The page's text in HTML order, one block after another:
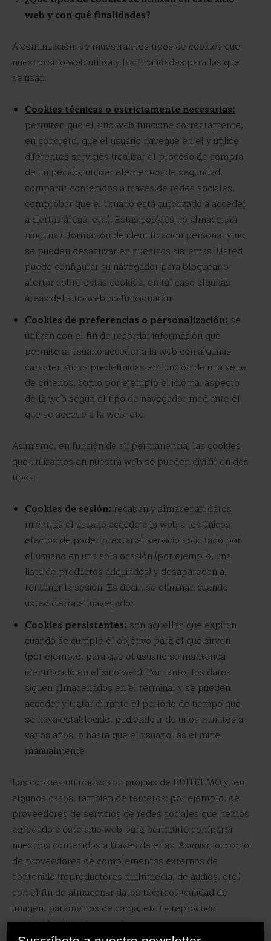
web y con qué finalidades?
A continuación, se muestran los tipos de cookies que
nuestro sitio web utiliza y las finalidades para las que
se usan:
Cookies técnicas o estrictamente necesarias:
permiten que el sitio web funcione correctamente,
en concreto, que el usuario navegue en él y utilice
diferentes servicios (realizar el proceso de compra
de un pedido, utilizar elementos de seguridad,
compartir contenidos a través de redes sociales,
comprobar que el usuario está autorizado a acceder
a ciertas áreas, etc.). Estas cookies no almacenan
ninguna información de identificación personal y no
se pueden desactivar en nuestros sistemas. Usted
puede configurar su navegador para bloquear o
alertar sobre estas cookies, en tal caso algunas
áreas del sitio web no funcionarán.
Cookies de preferencias o personalización: se
utilizan con el fin de recordar información que
permite al usuario acceder a la web con algunas
características predefinidas en función de una serie
de criterios, como por ejemplo el idioma, aspecto
de la web según el tipo de navegador mediante el
que se accede a la web, etc.
Asimismo, en función de su permanencia, las cookies
que utilizamos en nuestra web se pueden dividir en dos
tipos:
Cookies de sesión: recaban y almacenan datos
mientras el usuario accede a la web a los únicos
efectos de poder prestar el servicio solicitado por
el usuario en una sola ocasión (por ejemplo, una
lista de productos adquiridos) y desaparecen al
terminar la sesión. Es decir, se eliminan cuando
usted cierra el navegador.
Cookies persistentes: son aquellas que expiran
cuando se cumple el objetivo para el que sirven
(por ejemplo, para que el usuario se mantenga
identificado en el sitio web). Por tanto, los datos
siguen almacenados en el terminal y se pueden
acceder y tratar durante el período de tiempo que
se haya establecido, pudiendo ir de unos minutos a
varios años, o hasta que el usuario las elimine
manualmente.
Las cookies utilizadas son propias de EDITELMO y, en
algunos casos, también de terceros; por ejemplo, de
proveedores de servicios de redes sociales que hemos
agregado a este sitio web para permitirle compartir
nuestros contenidos a través de ellas. Asimismo, como
de proveedores de complementos externos de
contenido (reproductores multimedia, de audios, etc.)
con el fin de almacenar datos técnicos (calidad de
imagen, parámetros de carga, etc.) y reproducir
contenidos de video o audio.